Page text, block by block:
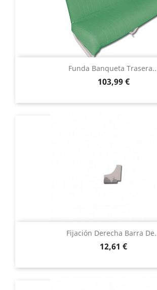
Funda Banqueta
Precio
103,99 €
Fijación Derecha Barra
Precio
12,61 €